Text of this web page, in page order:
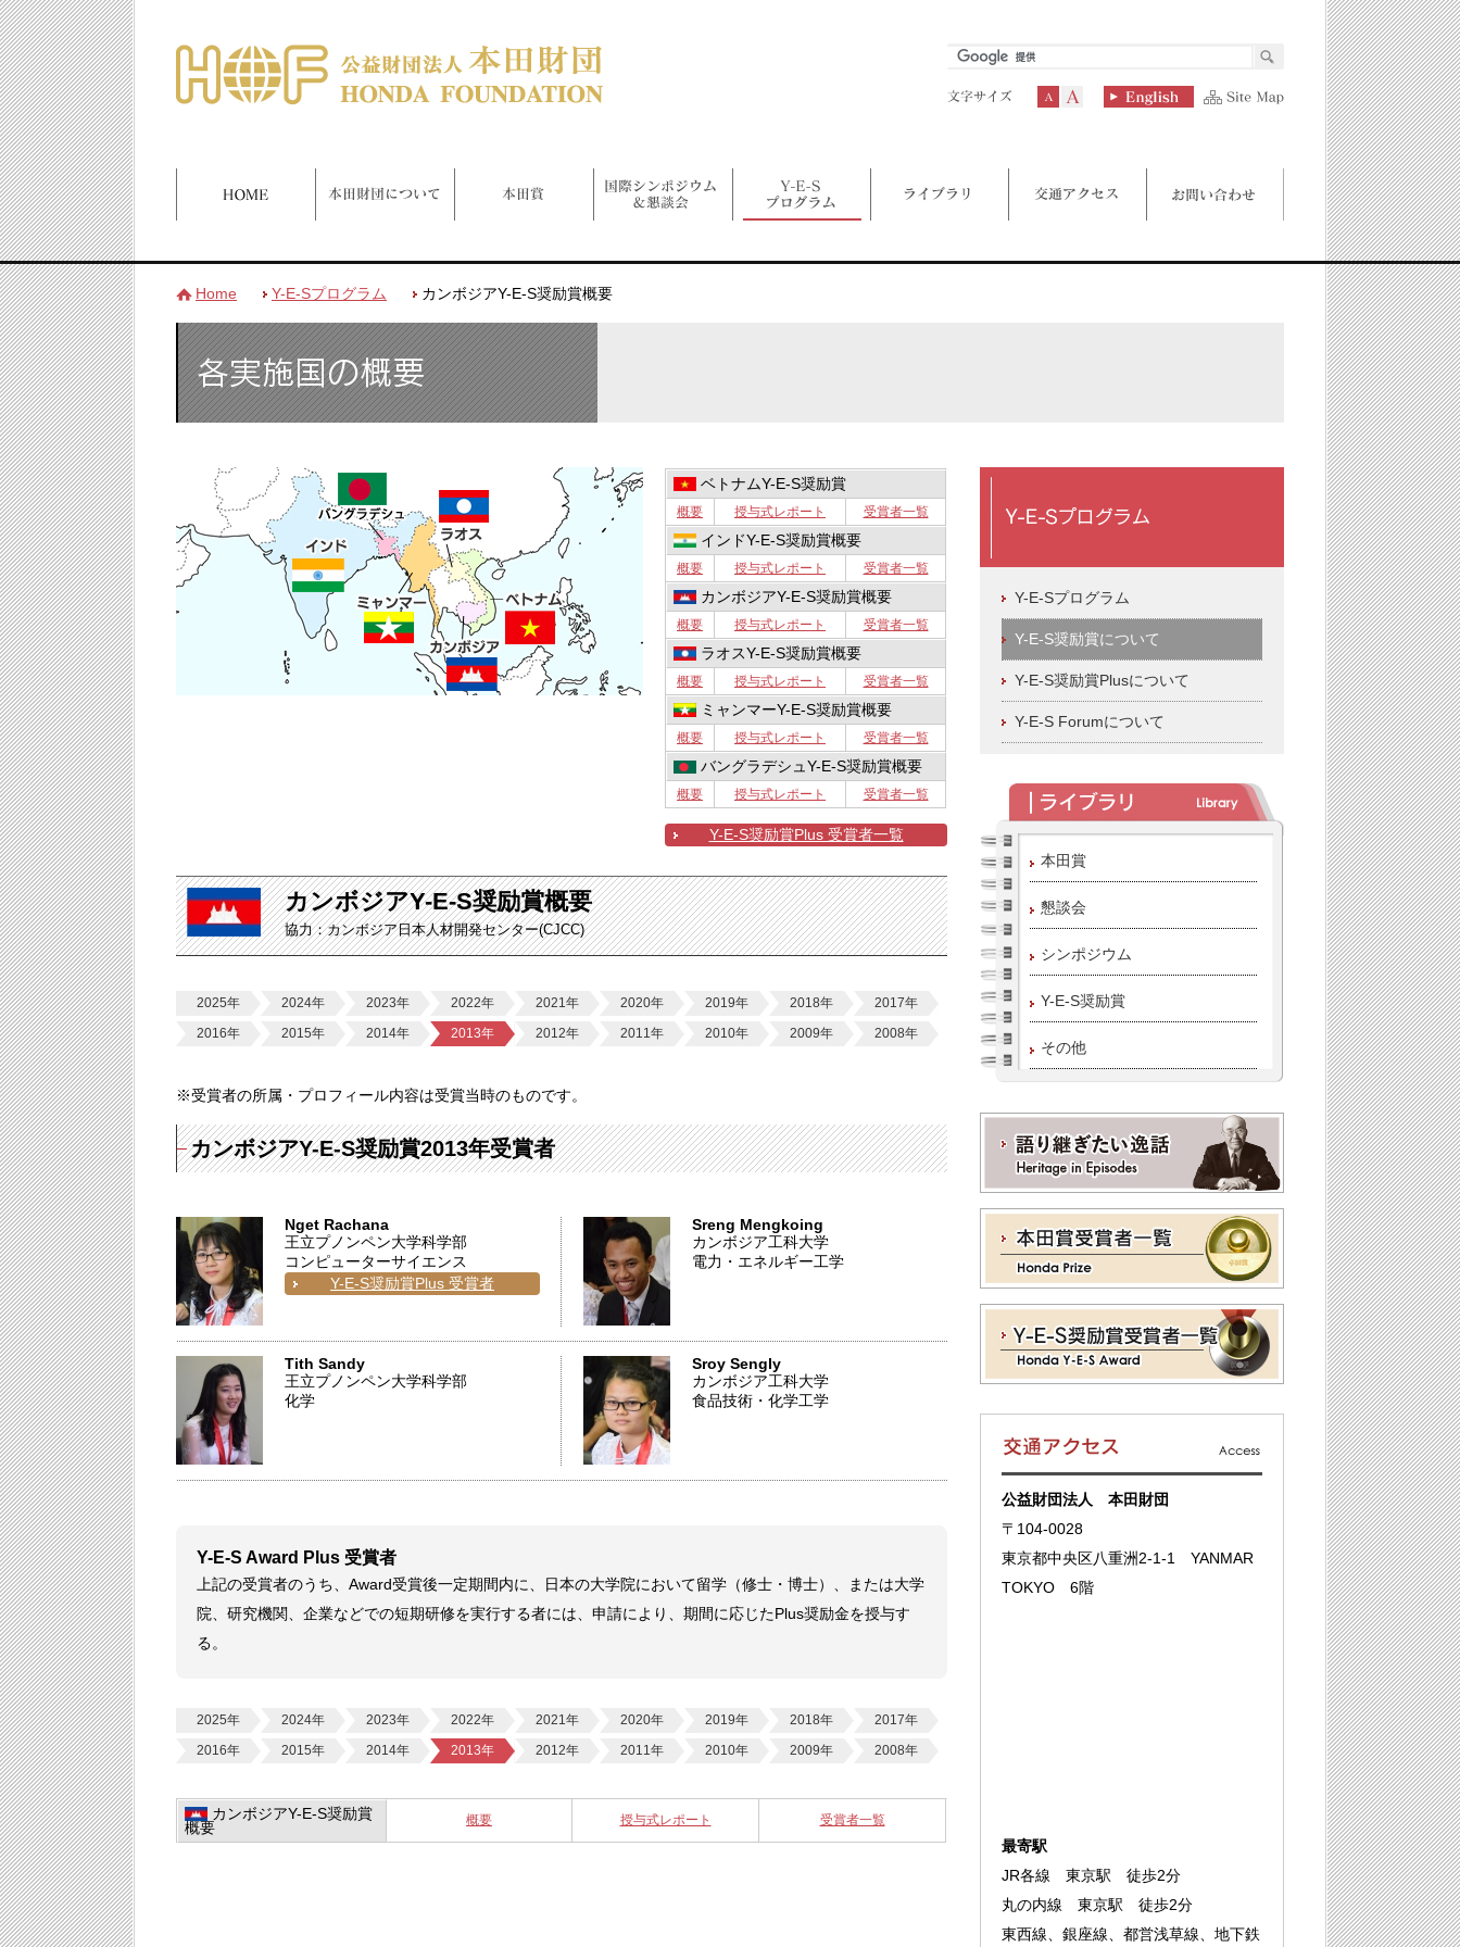
Home Y-E-Sプログラム カンボジアY-E-S奨励賞概要
ベトナムY-E-S奨励賞
概要 授与式レポート 受賞者一覧
インドY-E-S奨励賞概要
概要 授与式レポート 受賞者一覧
カンボジアY-E-S奨励賞概要
概要 授与式レポート 受賞者一覧
ラオスY-E-S奨励賞概要
概要 授与式レポート 受賞者一覧
ミャンマーY-E-S奨励賞概要
概要 授与式レポート 受賞者一覧
バングラデシュY-E-S奨励賞概要
概要 授与式レポート 受賞者一覧
Y-E-S奨励賞Plus 受賞者一覧
カンボジアY-E-S奨励賞概要
協力：カンボジア日本人材開発センター(CJCC)
2025年 2024年 2023年 2022年 2021年 2020年 2019年 2018年
2017年
2016年
2015年 2014年 2013年 2012年 2011年 2010年 2009年 2008年
※受賞者の所属・プロフィール内容は受賞当時のものです。
カンボジアY-E-S奨励賞2013年受賞者
Nget Rachana
王立プノンペン大学科学部
コンピューターサイエンス
Y-E-S奨励賞Plus 受賞者
Sreng Mengkoing
カンボジア工科大学
電力・エネルギー工学
Tith Sandy
王立プノンペン大学科学部
化学
Sroy Sengly
カンボジア工科大学
食品技術・化学工学
Y-E-S Award Plus 受賞者
上記の受賞者のうち、Award受賞後一定期間内に、日本の大学院において留学（修士・博士）、または大学
院、研究機関、企業などでの短期研修を実行する者には、申請により、期間に応じたPlus奨励金を授与す
る。
2025年 2024年 2023年 2022年 2021年 2020年 2019年 2018年
2017年
2016年
2015年 2014年 2013年 2012年 2011年 2010年 2009年 2008年
カンボジアY-E-S奨励賞
概要
概要 授与式レポート 受賞者一覧
Y-E-Sプログラム
Y-E-S奨励賞について
Y-E-S奨励賞Plusについて
Y-E-S Forumについて
本田賞
懇談会
シンポジウム
Y-E-S奨励賞
その他
公益財団法人 本田財団
〒104-0028
東京都中央区八重洲2-1-1 YANMAR
TOKYO 6階
最寄駅
JR各線 東京駅 徒歩2分
丸の内線 東京駅 徒歩2分
東西線、銀座線、都営浅草線、地下鉄